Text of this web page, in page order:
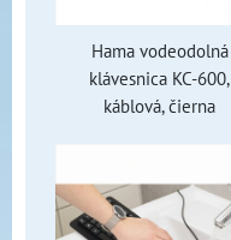
Hama vodeodolná
klávesnica KC-600,
káblová, čierna